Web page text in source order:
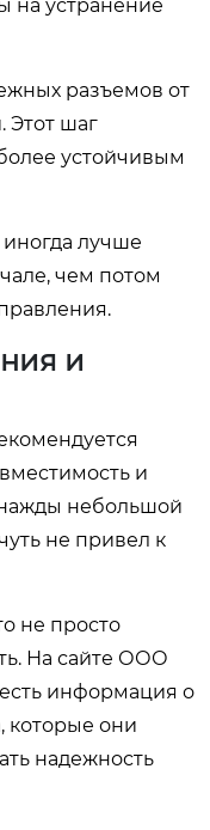
на устранение
разъемов от
Этот шаг
устойчивым
лучше
чем потом
и
и
небольшой
не привел к
не просто
На сайте ООО
информация о
которые они
надежность